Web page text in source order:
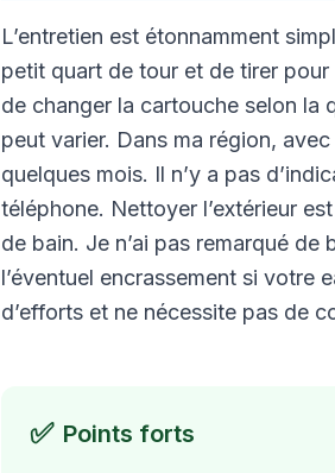
L’entretien est étonnamment
petit quart de tour et de tirer pour
de changer la cartouche selon la
peut varier. Dans ma région,
quelques mois. Il n’y a pas
téléphone. Nettoyer l’extérieur
de bain. Je n’ai pas remarqué
l’éventuel encrassement si votre
d’efforts et ne nécessite pas de
✅ Points forts